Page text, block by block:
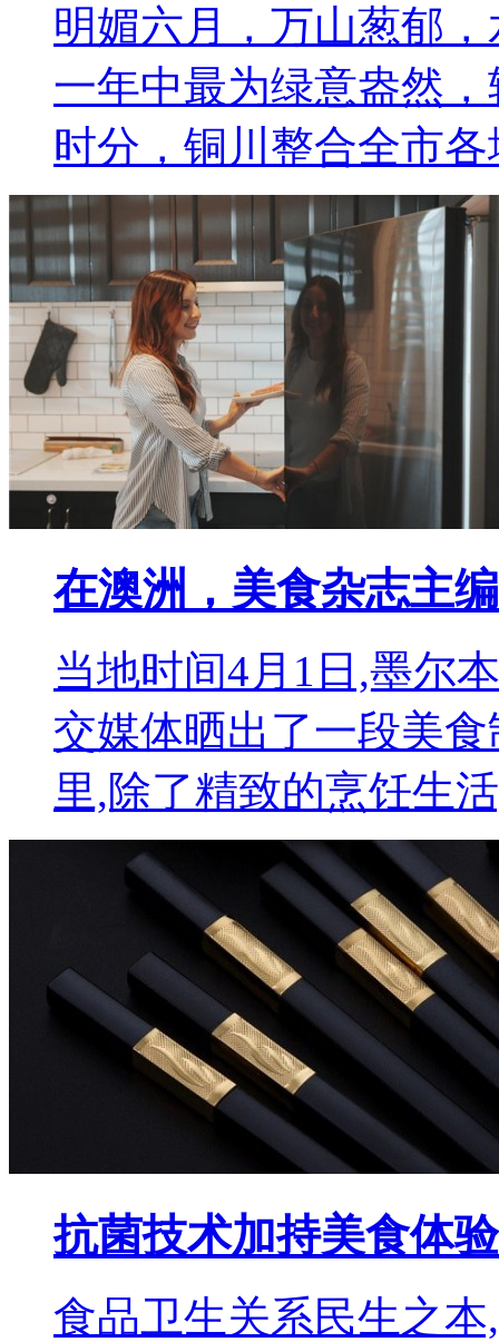
明媚六月，万山葱郁
一年中最为绿意盎然
时分，铜川整合全市
在澳洲，美食杂志主
当地时间4月1日,墨尔
交媒体晒出了一段美
里,除了精致的烹饪生
抗菌技术加持美食体
食品卫生关系民生之